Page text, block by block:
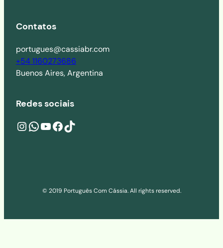
Contatos
portugues@cassiabr.com
+54 1160273686
Buenos Aires, Argentina
Redes sociais
Instagramwa.me/541160273686 YouTube Facebook TikTok
© 2019 Português Com Cássia. All rights reserved.